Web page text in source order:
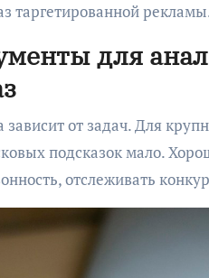
таргетированной
для
от задач. Для
подсказок мало.
отслеживать